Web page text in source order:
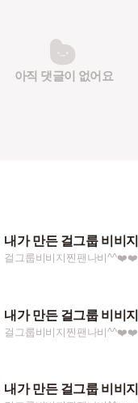
아직 댓글이 없어요
걸그룹비비지찐팬나비^^❤️❤️
걸그룹비비지찐팬나비^^❤️❤️